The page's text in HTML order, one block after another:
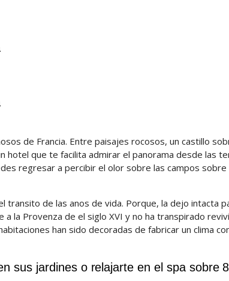
de Francia. Entre paisajes rocosos, un castillo
hotel que te facilita admirar el panorama desde las
regresar a percibir el olor sobre las campos sobre
transito de las anos de vida. Porque, la dejo intacta
la Provenza de el siglo XVI y no ha transpirado
han sido decoradas de fabricar un clima
sus jardines o relajarte en el spa sobre